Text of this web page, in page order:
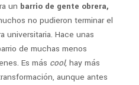
un barrio de gente obrera,
no pudieron terminar el
universitaria. Hace unas
de muchas menos
Es más cool, hay más
aunque antes